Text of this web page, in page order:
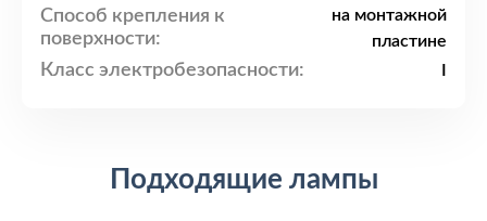
Способ крепления к
поверхности:
на монтажной
пластине
Класс электробезопасности:
Подходящие лампы